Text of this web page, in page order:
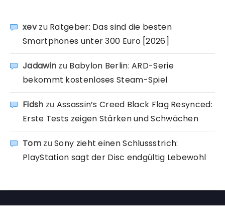
xevzu Ratgeber: Das sind die besten
Smartphones unter 300 Euro [2026]
Jadawin zu Babylon Berlin: ARD-Serie
bekommt kostenloses Steam-Spiel
Fidsh zu Assassin’s Creed Black Flag Resynced:
Erste Tests zeigen Stärken und Schwächen
TomzuSony zieht einen Schlussstrich:
PlayStation sagt der Disc endgültig Lebewohl